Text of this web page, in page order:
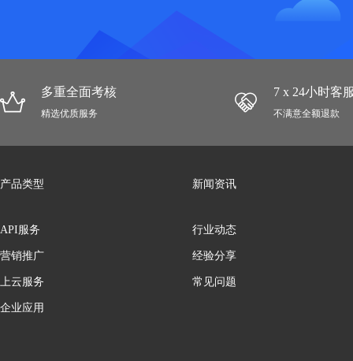
多重全面考核
精选优质服务
7 x 24小时客
不满意全额退款
产品类型
API服务
营销推广
上云服务
企业应用
新闻资讯
行业动态
经验分享
常见问题